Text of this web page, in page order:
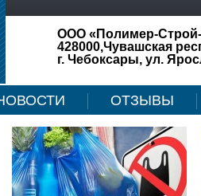
ООО «Полимер-
428000,Чувашская
г. Чебоксары, ул.
ОТЗЫВЫ